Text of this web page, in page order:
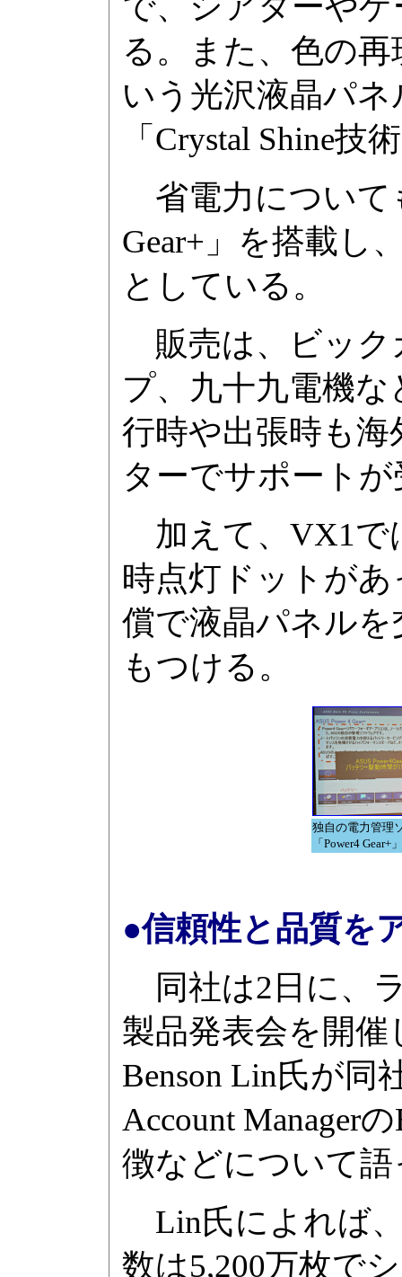
る。また、色の
いう光沢液晶パネ
「Crystal Shine
省電力について
Gear+」を搭載し
としている。
販売は、ビック
プ、九十九電機
行時や出張時も
ターでサポート
加えて、VX1で
時点灯ドットが
償で液晶パネル
もつける。
独自の電力管理
「Power4 Gear+
●信頼性と品質を
同社は2日に、
製品発表会を開催
Benson Lin氏が同
Account Manager
徴などについて語
Lin氏によれば
数は5,200万枚で